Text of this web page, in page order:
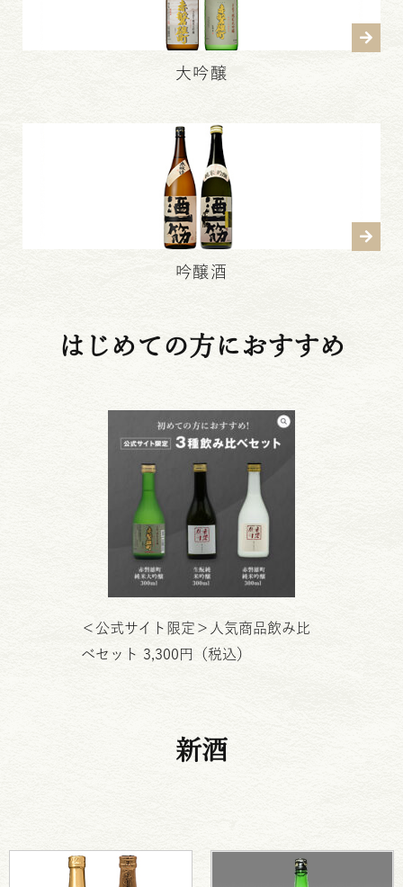
大吟醸
吟醸酒
はじめての方におすすめ
＜公式サイト限定＞人気商品飲み比
べセット 3,300円（税込）
新酒